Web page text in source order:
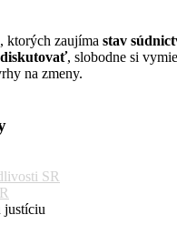
ktorých zaujíma stav
, slobodne si
na zmeny.
SR
justíciu